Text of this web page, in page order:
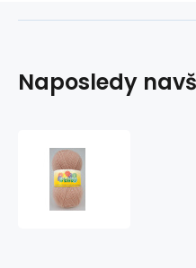
Naposledy